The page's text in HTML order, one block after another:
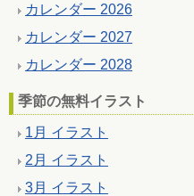
カレンダー 2026
カレンダー 2027
カレンダー 2028
季節の無料イラスト
1月 イラスト
2月 イラスト
3月 イラスト